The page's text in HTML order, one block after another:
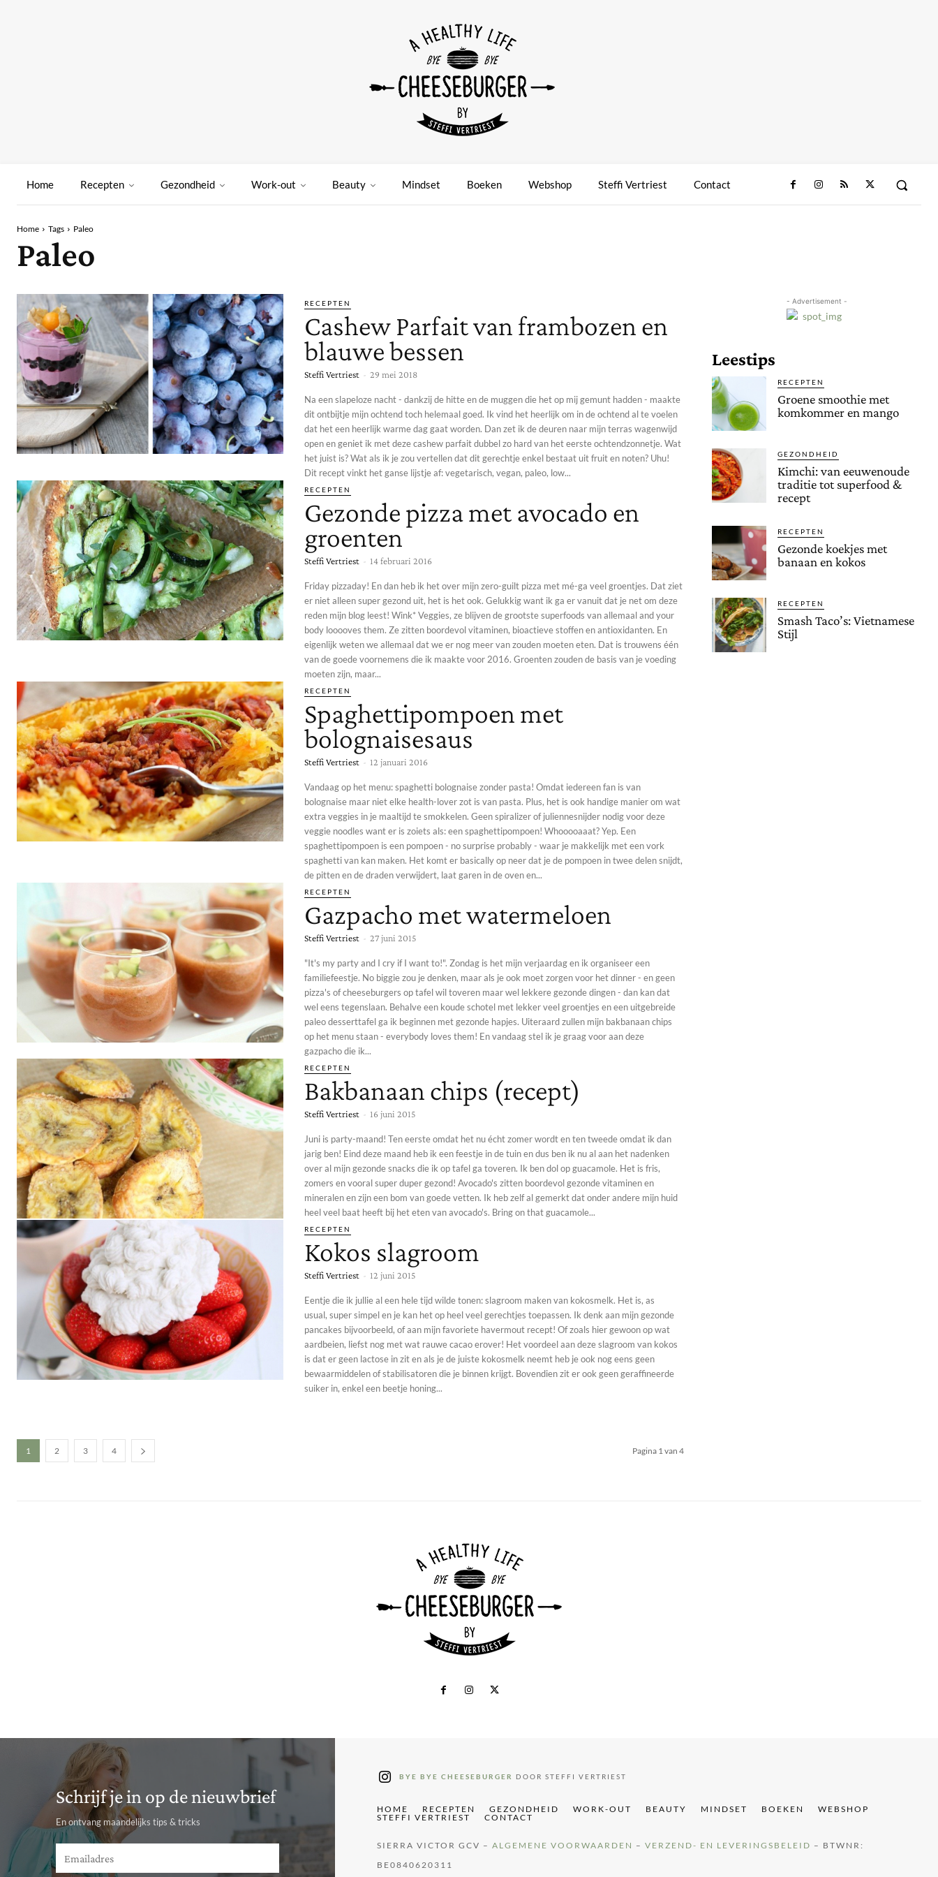
Home Recepten Gezondheid Work-out Beauty Mindset Boeken Webshop Steffi Vertriest Contact
Home Tags Paleo
Paleo
RECEPTEN
Cashew Parfait van frambozen en
blauwe bessen
Steffi Vertriest - 29 mei 2018
Na een slapeloze nacht - dankzij de hitte en de muggen die het op mij gemunt hadden - maakte
dit ontbijtje mijn ochtend toch helemaal goed. Ik vind het heerlijk om in de ochtend al te voelen
dat het een heerlijk warme dag gaat worden. Dan zet ik de deuren naar mijn terras wagenwijd
open en geniet ik met deze cashew parfait dubbel zo hard van het eerste ochtendzonnetje. Wat
het juist is? Wat als ik je zou vertellen dat dit gerechtje enkel bestaat uit fruit en noten? Uhu!
Dit recept vinkt het ganse lijstje af: vegetarisch, vegan, paleo, low...
RECEPTEN
Gezonde pizza met avocado en
groenten
Steffi Vertriest - 14 februari 2016
Friday pizzaday! En dan heb ik het over mijn zero-guilt pizza met mé-ga veel groentjes. Dat ziet
er niet alleen super gezond uit, het is het ook. Gelukkig want ik ga er vanuit dat je net om deze
reden mijn blog leest! Wink* Veggies, ze blijven de grootste superfoods van allemaal and your
body looooves them. Ze zitten boordevol vitaminen, bioactieve stoffen en antioxidanten. En
eigenlijk weten we allemaal dat we er nog meer van zouden moeten eten. Dat is trouwens één
van de goede voornemens die ik maakte voor 2016. Groenten zouden de basis van je voeding
moeten zijn, maar...
RECEPTEN
Spaghettipompoen met
bolognaisesaus
Steffi Vertriest - 12 januari 2016
Vandaag op het menu: spaghetti bolognaise zonder pasta! Omdat iedereen fan is van
bolognaise maar niet elke health-lover zot is van pasta. Plus, het is ook handige manier om wat
extra veggies in je maaltijd te smokkelen. Geen spiralizer of juliennesnijder nodig voor deze
veggie noodles want er is zoiets als: een spaghettipompoen! Whooooaaat? Yep. Een
spaghettipompoen is een pompoen - no surprise probably - waar je makkelijk met een vork
spaghetti van kan maken. Het komt er basically op neer dat je de pompoen in twee delen snijdt,
de pitten en de draden verwijdert, laat garen in de oven en...
RECEPTEN
Gazpacho met watermeloen
Steffi Vertriest - 27 juni 2015
"It's my party and I cry if I want to!". Zondag is het mijn verjaardag en ik organiseer een
familiefeestje. No biggie zou je denken, maar als je ook moet zorgen voor het dinner - en geen
pizza's of cheeseburgers op tafel wil toveren maar wel lekkere gezonde dingen - dan kan dat
wel eens tegenslaan. Behalve een koude schotel met lekker veel groentjes en een uitgebreide
paleo desserttafel ga ik beginnen met gezonde hapjes. Uiteraard zullen mijn bakbanaan chips
op het menu staan - everybody loves them! En vandaag stel ik je graag voor aan deze
gazpacho die ik...
RECEPTEN
Bakbanaan chips (recept)
Steffi Vertriest - 16 juni 2015
Juni is party-maand! Ten eerste omdat het nu écht zomer wordt en ten tweede omdat ik dan
jarig ben! Eind deze maand heb ik een feestje in de tuin en dus ben ik nu al aan het nadenken
over al mijn gezonde snacks die ik op tafel ga toveren. Ik ben dol op guacamole. Het is fris,
zomers en vooral super duper gezond! Avocado's zitten boordevol gezonde vitaminen en
mineralen en zijn een bom van goede vetten. Ik heb zelf al gemerkt dat onder andere mijn huid
heel veel baat heeft bij het eten van avocado's. Bring on that guacamole...
RECEPTEN
Kokos slagroom
Steffi Vertriest - 12 juni 2015
Eentje die ik jullie al een hele tijd wilde tonen: slagroom maken van kokosmelk. Het is, as
usual, super simpel en je kan het op heel veel gerechtjes toepassen. Ik denk aan mijn gezonde
pancakes bijvoorbeeld, of aan mijn favoriete havermout recept! Of zoals hier gewoon op wat
aardbeien, liefst nog met wat rauwe cacao erover! Het voordeel aan deze slagroom van kokos
is dat er geen lactose in zit en als je de juiste kokosmelk neemt heb je ook nog eens geen
bewaarmiddelen of stabilisatoren die je binnen krijgt. Bovendien zit er ook geen geraffineerde
suiker in, enkel een beetje honing...
1 2 3 4 Pagina 1 van 4
- Advertisement -
Leestips
RECEPTEN
Groene smoothie met
komkommer en mango
GEZONDHEID
Kimchi: van eeuwenoude
traditie tot superfood &
recept
RECEPTEN
Gezonde koekjes met
banaan en kokos
RECEPTEN
Smash Taco’s: Vietnamese
Stijl
Schrijf je in op de nieuwbrief
En ontvang maandelijks tips & tricks
BYE BYE CHEESEBURGER DOOR STEFFI VERTRIEST
HOME RECEPTEN GEZONDHEID WORK-OUT BEAUTY MINDSET BOEKEN
WEBSHOP
STEFFI VERTRIEST
CONTACT
SIERRA VICTOR GCV – ALGEMENE VOORWAARDEN – VERZEND- EN LEVERINGSBELEID – BTWNR:
BE0840620311